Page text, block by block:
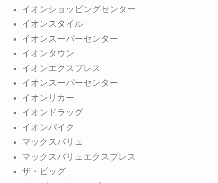
イオンショッピングセンター
イオンスタイル
イオンスーパーセンター
イオンタウン
イオンエクスプレス
イオンスーパーセンター
イオンリカー
イオンドラッグ
イオンバイク
マックスバリュ
マックスバリュエクスプレス
ザ・ビッグ